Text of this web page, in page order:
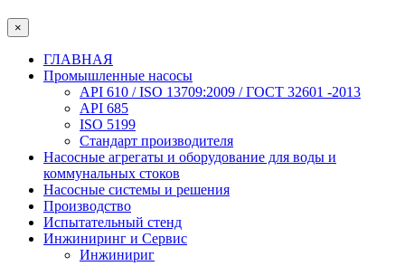
×
ГЛАВНАЯ
Промышленные насосы
API 610 / ISO 13709:2009 / ГОСТ 32601 -2013
API 685
ISO 5199
Стандарт производителя
Насосные агрегаты и оборудование для воды и
коммунальных стоков
Насосные системы и решения
Производство
Испытательный стенд
Инжиниринг и Сервис
Инжинириг